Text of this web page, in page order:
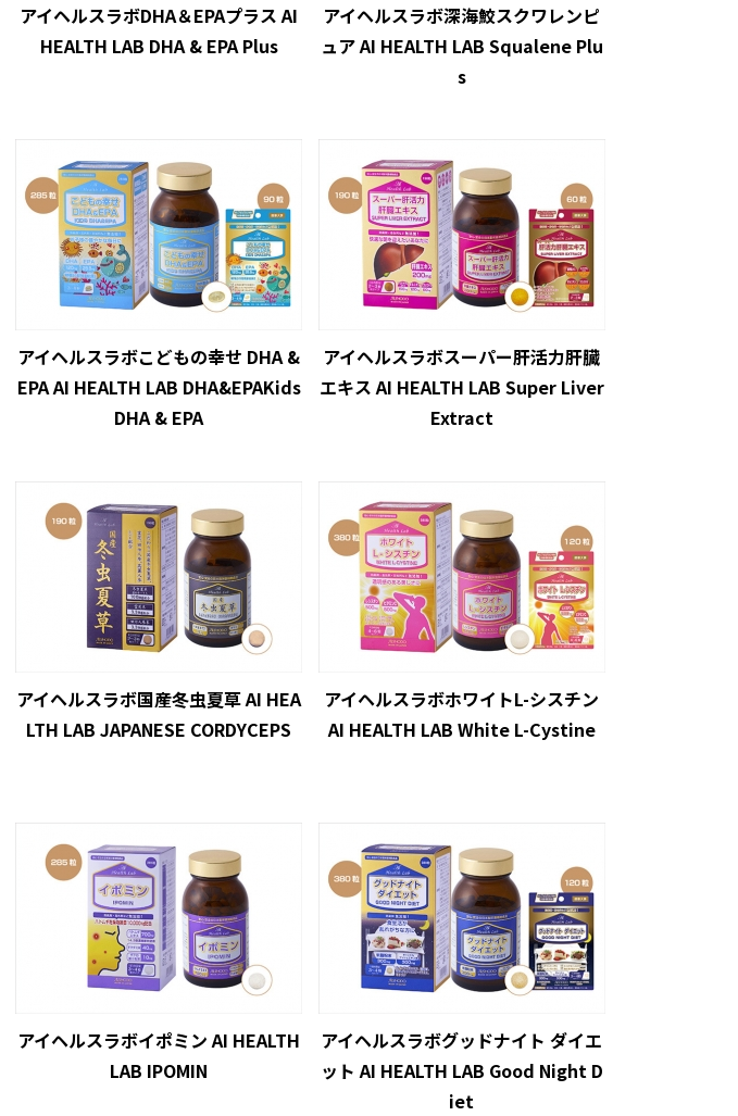
アイヘルスラボDHA＆EPAプラス AI
HEALTH LAB DHA & EPA Plus
アイヘルスラボ深海鮫スクワレンピ
ュア AI HEALTH LAB Squalene Plu
s
アイヘルスラボこどもの幸せ DHA &
EPA AI HEALTH LAB DHA&EPAKids
DHA & EPA
アイヘルスラボスーパー肝活力肝臓
エキス AI HEALTH LAB Super Liver
Extract
アイヘルスラボ国産冬虫夏草 AI HEA
LTH LAB JAPANESE CORDYCEPS
アイヘルスラボホワイトL-シスチン
AI HEALTH LAB White L-Cystine
アイヘルスラボイポミン AI HEALTH
LAB IPOMIN
アイヘルスラボグッドナイト ダイエ
ット AI HEALTH LAB Good Night D
iet